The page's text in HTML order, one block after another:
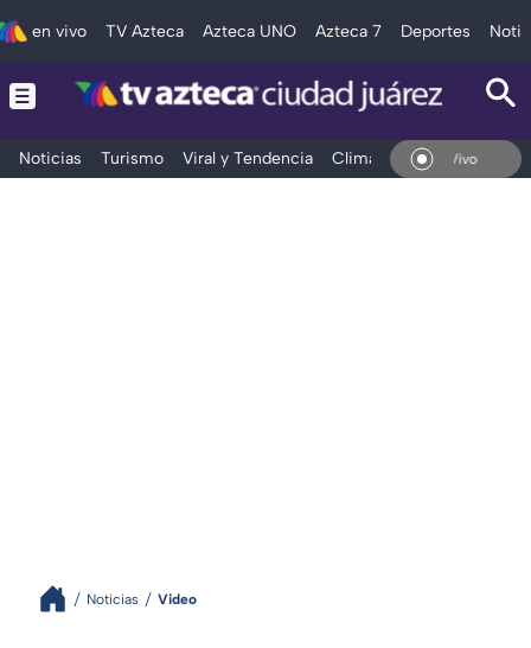
en vivo TV Azteca Azteca UNO Azteca 7 Deportes
Noticias Turismo Viral y Tendencia Clima Deportes
En Vivo
Noticias Video